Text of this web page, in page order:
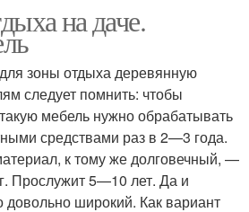
на даче.
зоны отдыха деревянную
следует помнить: чтобы
мебель нужно обрабатывать
средствами раз в 2—3 года.
к тому же долговечный, —
Прослужит 5—10 лет. Да и
довольно широкий. Как вариант